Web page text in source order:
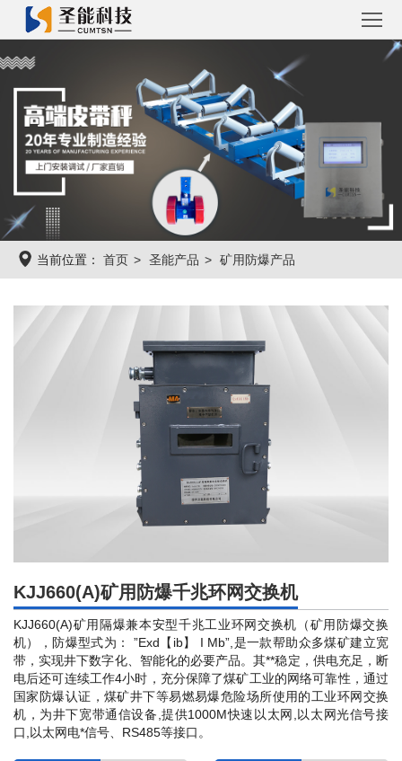
首
品
案
程
统
圣
资
讯
当前位置： 首页 圣能产品 矿用防爆产品
KJJ660(A)矿用防爆千兆环网交换机
KJJ660(A)矿用隔爆兼本安型千兆工业环网交换机（矿用防爆交换
机），防爆型式为： ”Exd【ib】 I Mb”,是一款帮助众多煤矿建立宽
带，实现井下数字化、智能化的必要产品。其**稳定，供电充足，断
电后还可连续工作4小时，充分保障了煤矿工业的网络可靠性，通过
国家防爆认证，煤矿井下等易燃易爆危险场所使用的工业环网交换
机，为井下宽带通信设备,提供1000M快速以太网,以太网光信号接
口,以太网电*信号、RS485等接口。